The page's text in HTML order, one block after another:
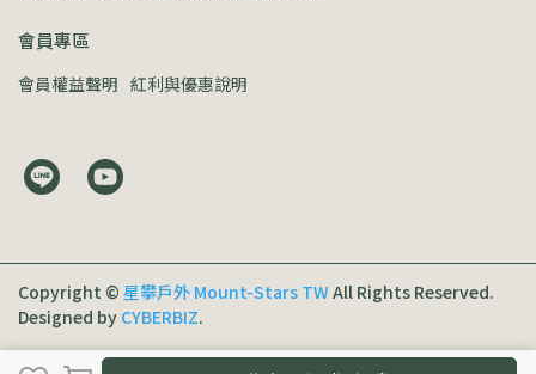
會員專區
會員權益聲明 紅利與優惠說明
Copyright © 星攀戶外 Mount-Stars TW All Rights Reserved.
Designed by CYBERBIZ.